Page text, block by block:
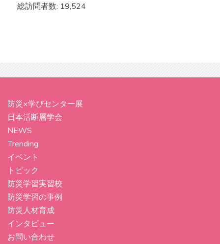
総訪問者数: 19,524
防災×学びセンター展
日本活断層学会
NEWS
Trending
イベント
トピック
防災学習実習校
防災学習の事例
防災人材育成
インタビュー
お問い合わせ